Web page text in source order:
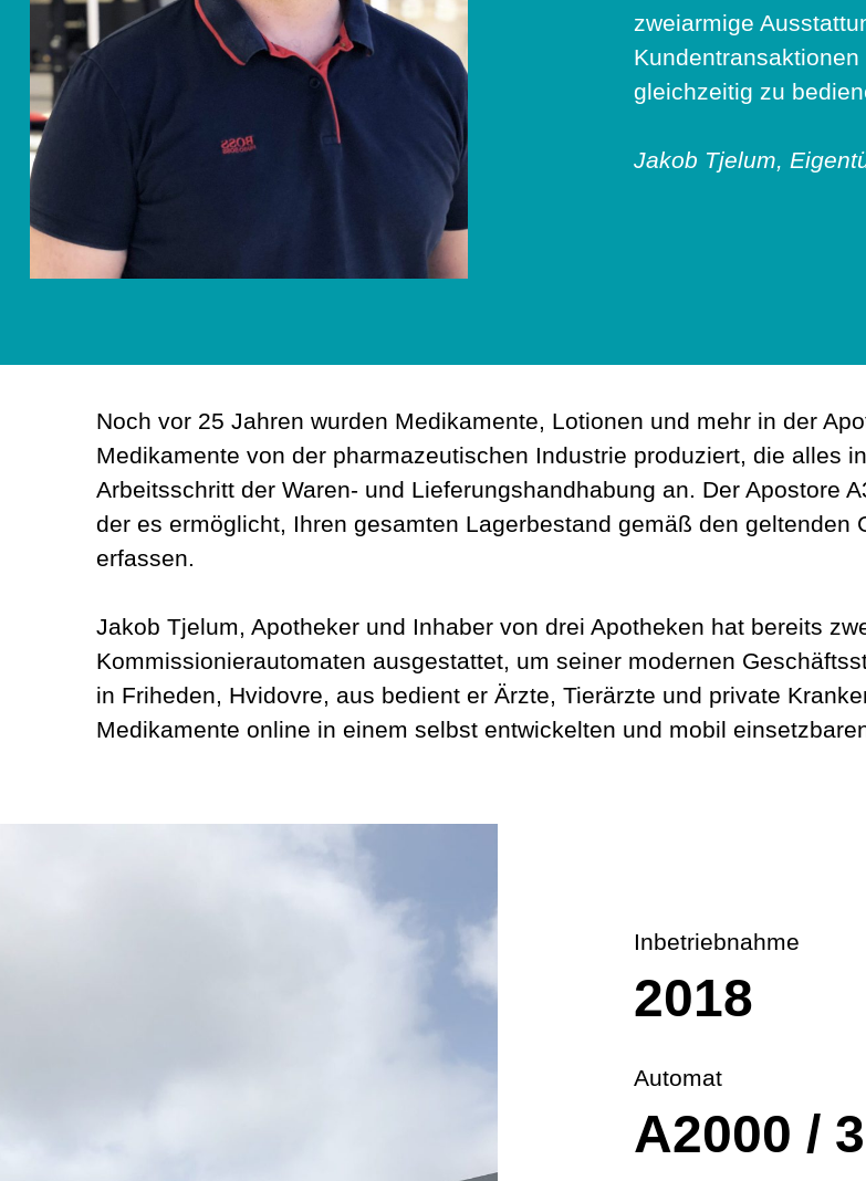
zweiarmige
gleichzeitig zu
Jakob Tjelum,
Noch vor 25 Jahren wurden Medikamente, Lotionen und mehr in der
Medikamente von der pharmazeutischen Industrie produziert, die alles
Arbeitsschritt der Waren- und Lieferungshandhabung an. Der Apostore
der es ermöglicht, Ihren gesamten Lagerbestand gemäß den geltenden
erfassen.
Jakob Tjelum, Apotheker und Inhaber von drei Apotheken hat bereits
Kommissionierautomaten ausgestattet, um seiner modernen
in Friheden, Hvidovre, aus bedient er Ärzte, Tierärzte und private
Medikamente online in einem selbst entwickelten und mobil
Inbetriebnahme
2018
Automat
A2000 /